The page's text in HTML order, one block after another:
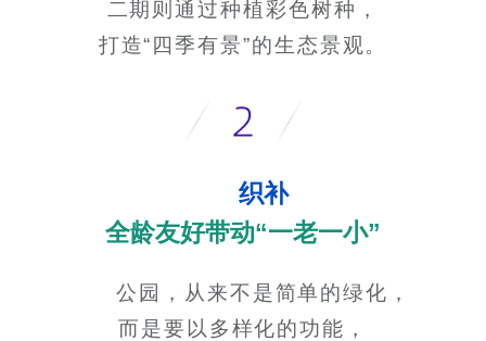
二期则通过种植彩色树种，
打造“四季有景”的生态景观。
织补
全龄友好带动“一老一小”
公园，从来不是简单的绿化，
而是要以多样化的功能，